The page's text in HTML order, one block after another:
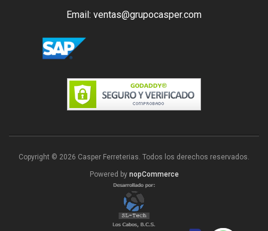
Email: ventas@grupocasper.com
Copyright © 2026 Casper Ferreterias. Todos los derechos reservados.
Powered by nopCommerce